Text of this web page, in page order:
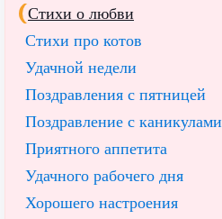
Стихи о любви
Стихи про котов
Удачной недели
Поздравления с пятницей
Поздравление с каникулами
Приятного аппетита
Удачного рабочего дня
Хорошего настроения